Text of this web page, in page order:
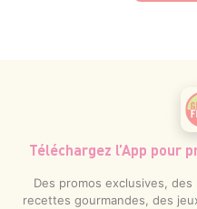
Téléchargez l’App pour
Des promos exclusives,
recettes gourmandes, des